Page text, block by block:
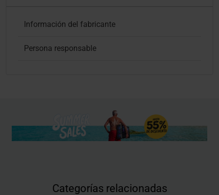
Información del fabricante
Persona responsable
Categorías relacionadas